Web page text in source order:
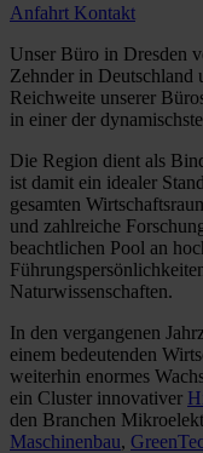
Anfahrt Kontakt
Unser Büro in Dresden
Zehnder in Deutschland
Reichweite unserer
in einer der
Die Region dient als
ist damit ein idealer
gesamten
und zahlreiche
beachtlichen Pool an
Naturwissenschaften.
In den vergangenen
einem bedeutenden
weiterhin enormes
ein Cluster innovativer
den Branchen
Maschinenbau,